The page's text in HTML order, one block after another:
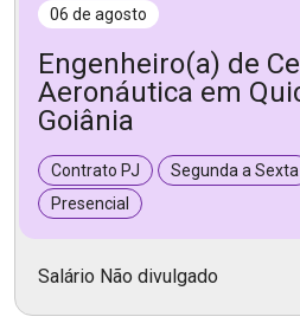
06 de agosto
Engenheiro(a) de
Aeronáutica em
Goiânia
Contrato PJ Segunda a Sexta
Presencial
Salário Não divulgado